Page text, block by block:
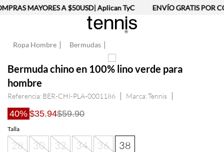
MAYORES A $50USD| Aplican TyC ENVÍO GRATIS POR
Ropa Hombre Bermudas
Bermuda chino en 100% lino verde para
hombre
Referencia: BER-CHI-PLA-0001186 Tennis
40% $35.94$59.90
Talla
28 30 32 34 36 38